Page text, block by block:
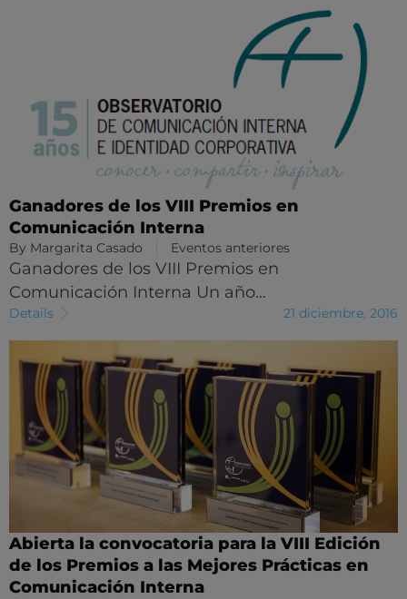
Ganadores de los VIII Premios en
Comunicación Interna
By Margarita Casado Eventos anteriores
Ganadores de los VIII Premios en
Comunicación Interna Un año…
Details 21 diciembre, 2016
Abierta la convocatoria para la VIII Edición
de los Premios a las Mejores Prácticas en
Comunicación Interna